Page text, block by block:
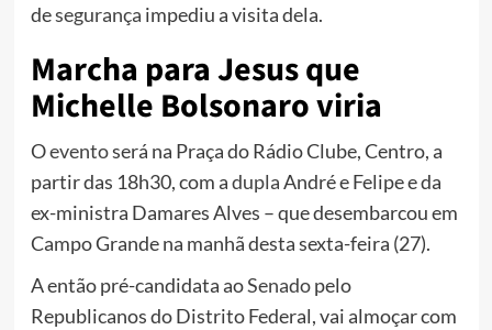
desegurança impediu a visita dela.
Marcha para Jesus que
Michelle Bolsonaro viria
Oeventoserá na Praça do Rádio Clube, Centro, a
partir das 18h30, com aduplaAndré e Felipe e da
ex-ministra Damares Alves – que desembarcou em
Campo Grande na manhã desta sexta-feira (27).
A então pré-candidata aoSenadopelo
Republicanos do Distrito Federal, vai almoçar com